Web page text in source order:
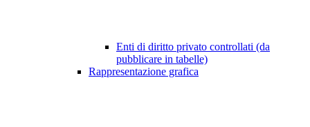
Enti di diritto privato controllati (da
pubblicare in tabelle)
Rappresentazione grafica